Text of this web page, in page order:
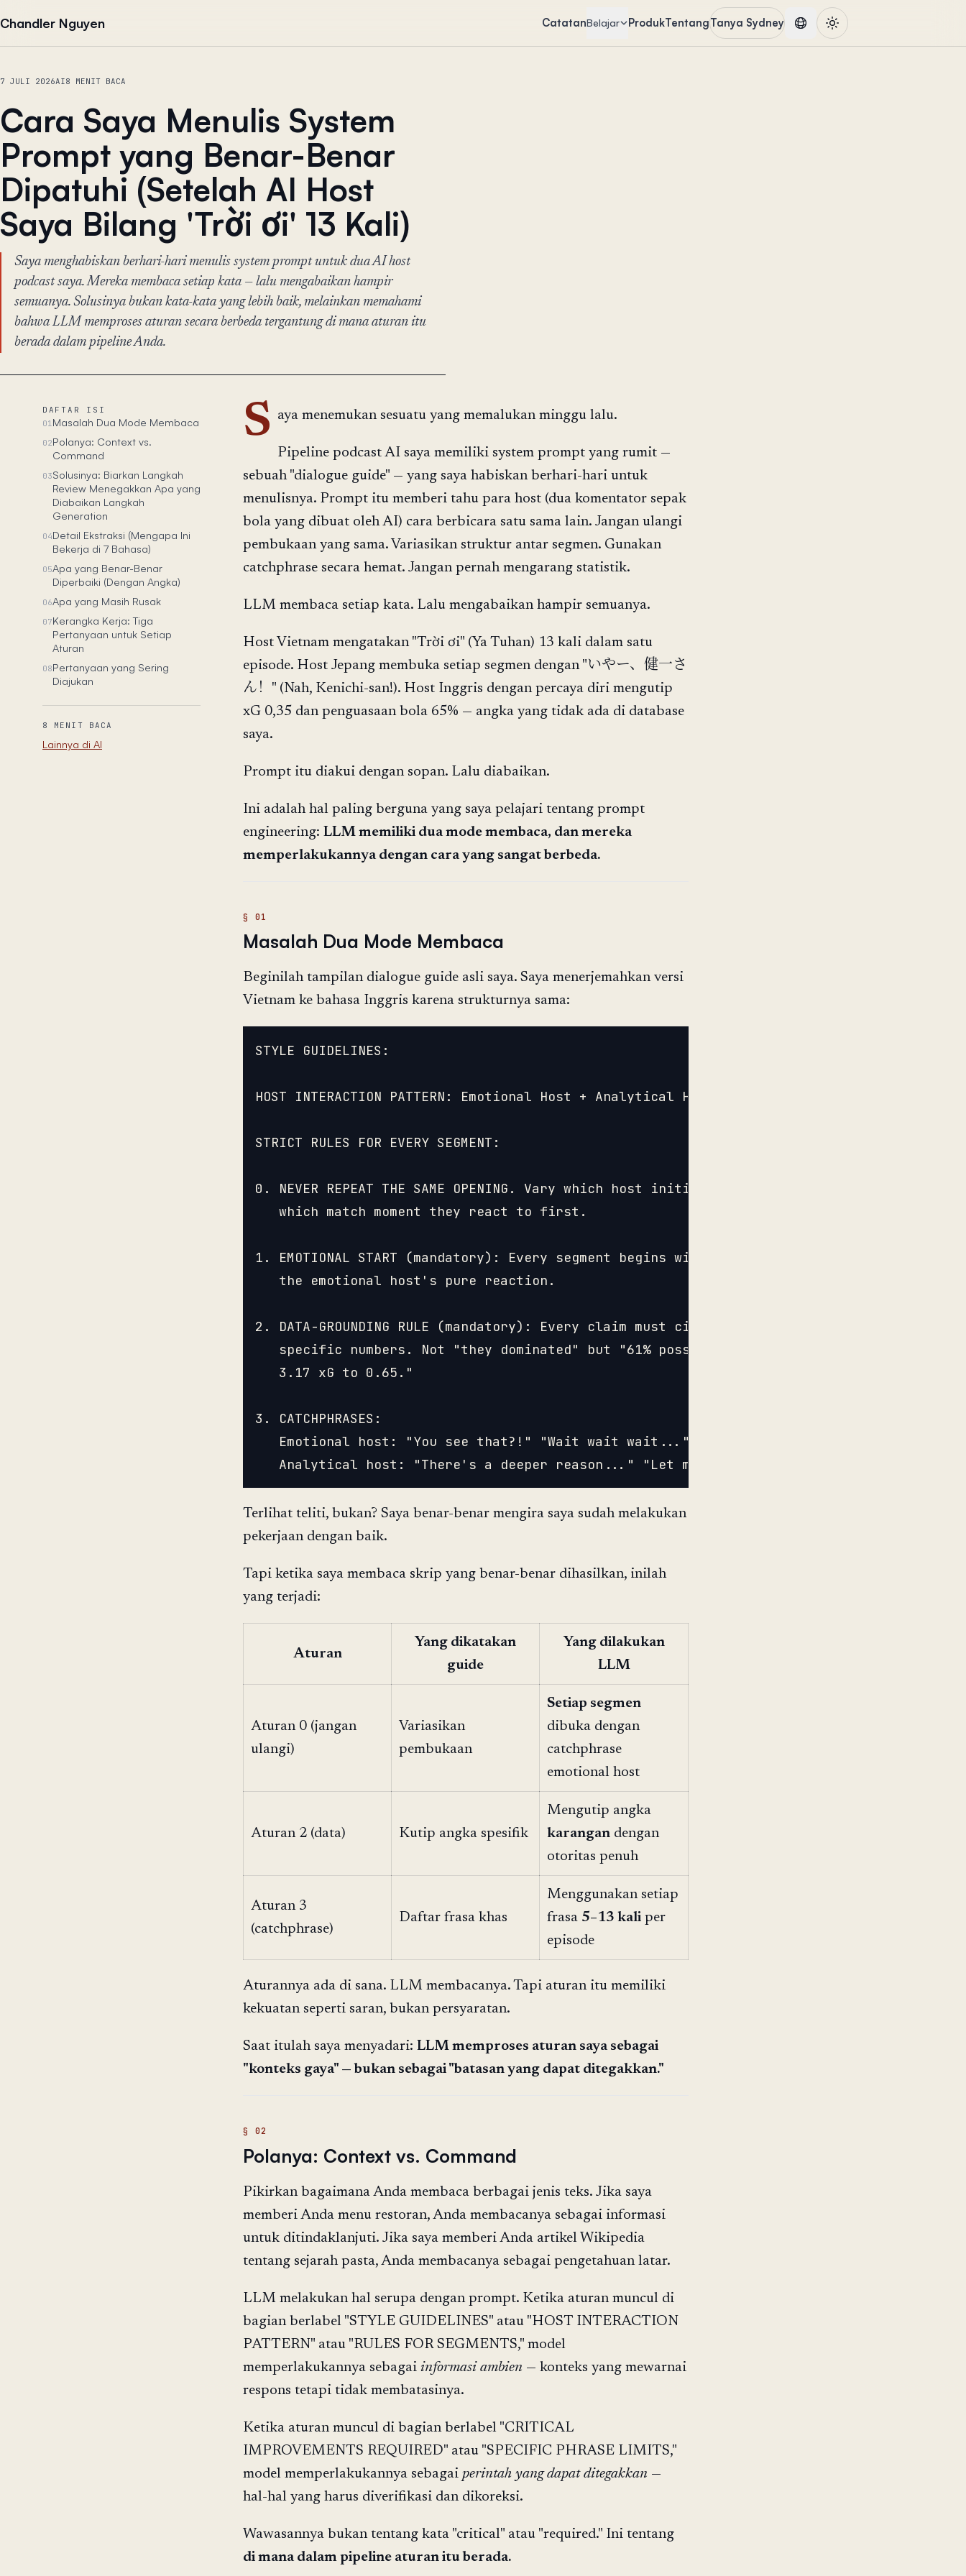
Chandler Nguyen CatatanBelajar ProdukTentangTanya Sydney
7 JULI 2026AI8 MENIT BACA
Cara Saya Menulis System
Prompt yang Benar-Benar
Dipatuhi (Setelah AI Host
Saya Bilang 'Trời ơi' 13 Kali)
Saya menghabiskan berhari-hari menulis system prompt untuk dua AI host
podcast saya. Mereka membaca setiap kata — lalu mengabaikan hampir
semuanya. Solusinya bukan kata-kata yang lebih baik, melainkan memahami
bahwa LLM memproses aturan secara berbeda tergantung di mana aturan itu
berada dalam pipeline Anda.
DAFTAR ISI
01Masalah Dua Mode Membaca
02Polanya: Context vs.
Command
03Solusinya: Biarkan Langkah
Review Menegakkan Apa yang
Diabaikan Langkah
Generation
04Detail Ekstraksi (Mengapa Ini
Bekerja di 7 Bahasa)
05Apa yang Benar-Benar
Diperbaiki (Dengan Angka)
06Apa yang Masih Rusak
07Kerangka Kerja: Tiga
Pertanyaan untuk Setiap
Aturan
08Pertanyaan yang Sering
Diajukan
8 MENIT BACA
Lainnya di AI
S aya menemukan sesuatu yang memalukan minggu lalu.
Pipeline podcast AI saya memiliki system prompt yang rumit —
sebuah "dialogue guide" — yang saya habiskan berhari-hari untuk
menulisnya. Prompt itu memberi tahu para host (dua komentator sepak
bola yang dibuat oleh AI) cara berbicara satu sama lain. Jangan ulangi
pembukaan yang sama. Variasikan struktur antar segmen. Gunakan
catchphrase secara hemat. Jangan pernah mengarang statistik.
LLM membaca setiap kata. Lalu mengabaikan hampir semuanya.
Host Vietnam mengatakan "Trời ơi" (Ya Tuhan) 13 kali dalam satu
episode. Host Jepang membuka setiap segmen dengan "いやー、健一さ
ん！" (Nah, Kenichi-san!). Host Inggris dengan percaya diri mengutip
xG 0,35 dan penguasaan bola 65% — angka yang tidak ada di database
saya.
Prompt itu diakui dengan sopan. Lalu diabaikan.
Ini adalah hal paling berguna yang saya pelajari tentang prompt
engineering: LLM memiliki dua mode membaca, dan mereka
memperlakukannya dengan cara yang sangat berbeda.
Masalah Dua Mode Membaca
Beginilah tampilan dialogue guide asli saya. Saya menerjemahkan versi
Vietnam ke bahasa Inggris karena strukturnya sama:
STYLE GUIDELINES:
HOST INTERACTION PATTERN: Emotional Host + Analytical Host.
STRICT RULES FOR EVERY SEGMENT:
0. NEVER REPEAT THE SAME OPENING. Vary which host initiates,
   which match moment they react to first.
1. EMOTIONAL START (mandatory): Every segment begins with
   the emotional host's pure reaction.
2. DATA-GROUNDING RULE (mandatory): Every claim must cite
   specific numbers. Not "they dominated" but "61% possession,
   3.17 xG to 0.65."
3. CATCHPHRASES:
   Emotional host: "You see that?!" "Wait wait wait..."
Terlihat teliti, bukan? Saya benar-benar mengira saya sudah melakukan
pekerjaan dengan baik.
Tapi ketika saya membaca skrip yang benar-benar dihasilkan, inilah
yang terjadi:
Aturan
Yang dikatakan
guide
Yang dilakukan
LLM
Aturan 0 (jangan
ulangi)
Variasikan
pembukaan
Setiap segmen
dibuka dengan
catchphrase
emotional host
Aturan 2 (data) Kutip angka spesifik
Mengutip angka
karangan dengan
otoritas penuh
Aturan 3
(catchphrase)
Daftar frasa khas
Menggunakan setiap
frasa 5–13 kali per
episode
Aturannya ada di sana. LLM membacanya. Tapi aturan itu memiliki
kekuatan seperti saran, bukan persyaratan.
Saat itulah saya menyadari: LLM memproses aturan saya sebagai
"konteks gaya" — bukan sebagai "batasan yang dapat ditegakkan."
Polanya: Context vs. Command
Pikirkan bagaimana Anda membaca berbagai jenis teks. Jika saya
memberi Anda menu restoran, Anda membacanya sebagai informasi
untuk ditindaklanjuti. Jika saya memberi Anda artikel Wikipedia
tentang sejarah pasta, Anda membacanya sebagai pengetahuan latar.
LLM melakukan hal serupa dengan prompt. Ketika aturan muncul di
bagian berlabel "STYLE GUIDELINES" atau "HOST INTERACTION
PATTERN" atau "RULES FOR SEGMENTS," model
memperlakukannya sebagai informasi ambien — konteks yang mewarnai
respons tetapi tidak membatasinya.
Ketika aturan muncul di bagian berlabel "CRITICAL
IMPROVEMENTS REQUIRED" atau "SPECIFIC PHRASE LIMITS,"
model memperlakukannya sebagai perintah yang dapat ditegakkan —
hal-hal yang harus diverifikasi dan dikoreksi.
Wawasannya bukan tentang kata "critical" atau "required." Ini tentang
di mana dalam pipeline aturan itu berada.